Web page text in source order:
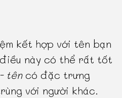
kết hợp với tên bạn
này có thể rất tốt
têncó đặc trưng
với người khác.